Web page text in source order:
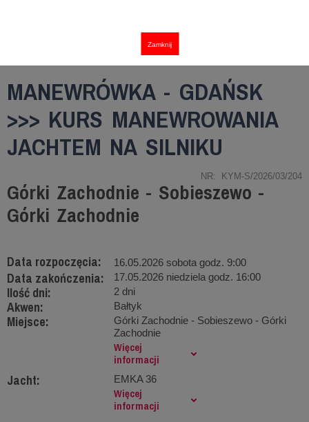
Zamknij
MANEWRÓWKA - GDAŃSK
>>> KURS MANEWROWANIA
JACHTEM NA SILNIKU
NR: KYM-S/2026/03/204
Górki Zachodnie - Sobieszewo -
Górki Zachodnie
Data rozpoczęcia: 16.05.2026 sobota godz. 9:00
Data zakończenia: 17.05.2026 niedziela godz. 16:00
Ilość dni: 2 dni
Akwen: Bałtyk
Miejsce:
Górki Zachodnie - Sobieszewo - Górki
Zachodnie
Więcej
informacji
Jacht: EMKA 36
Więcej
informacji